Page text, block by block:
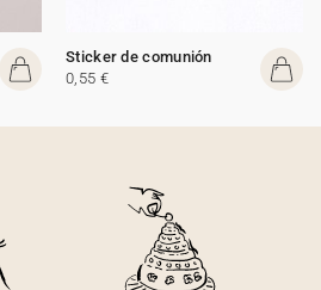
Sticker de comunión
0,55 €